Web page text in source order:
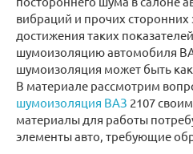
вибраций и прочих сторонних
достижения таких
шумоизоляцию автомобиля
шумоизоляция может быть
В материале рассмотрим
шумоизоляция ВАЗ 2107
материалы для работы
элементы авто, требующие